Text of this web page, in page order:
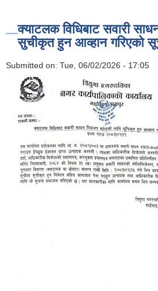
क्याटलक विधिबाट सवारी
सुचीकृत हुन आव्हान गरिएको
Submitted on: Tue, 06/02/2026 - 17:05